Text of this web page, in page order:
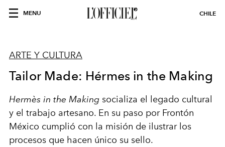
MENU CHILE
ARTE Y CULTURA
Tailor Made: Hérmes in the Making
Hermès in the Making socializa el legado cultural
y el trabajo artesano. En su paso por Frontón
México cumplió con la misión de ilustrar los
procesos que hacen único su sello.